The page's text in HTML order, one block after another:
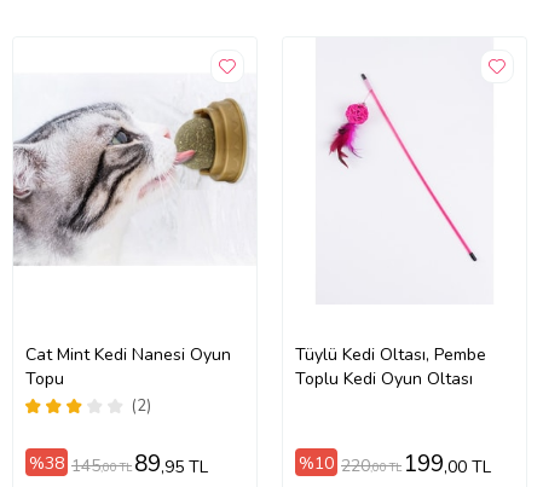
Cat Mint Kedi Nanesi Oyun
Topu
(2)
%38 145,00 TL 89,95 TL
Tüylü Kedi Oltası, Pembe
Toplu Kedi Oyun Oltası
%10 220,00 TL 199,00 TL